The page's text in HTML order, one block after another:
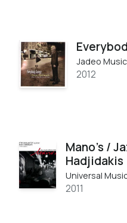
Jadeo
2012
Mano's /
Hadjidakis
Universal
2011